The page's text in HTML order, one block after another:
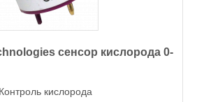
сенсор кислорода 0-
кислорода